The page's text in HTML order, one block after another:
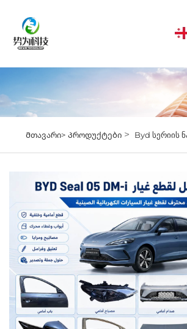
Მთავარი> Პროდუქტები> Byd სერიის